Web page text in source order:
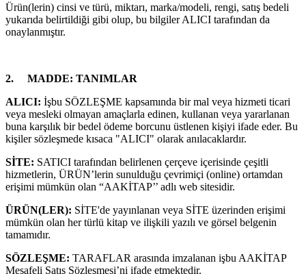
Ürün(lerin) cinsi ve türü, miktarı, marka/modeli, rengi, satış bedeli
yukarıda belirtildiği gibi olup, bu bilgiler ALICI tarafından da
onaylanmıştır.
2. MADDE: TANIMLAR
ALICI: İşbu SÖZLEŞME kapsamında bir mal veya hizmeti ticari
veya mesleki olmayan amaçlarla edinen, kullanan veya yararlanan
buna karşılık bir bedel ödeme borcunu üstlenen kişiyi ifade eder. Bu
kişiler sözleşmede kısaca "ALICI" olarak anılacaklardır.
SİTE: SATICI tarafından belirlenen çerçeve içerisinde çeşitli
hizmetlerin, ÜRÜN’lerin sunulduğu çevrimiçi (online) ortamdan
erişimi mümkün olan “AAKİTAP’’ adlı web sitesidir.
ÜRÜN(LER): SİTE'de yayınlanan veya SİTE üzerinden erişimi
mümkün olan her türlü kitap ve ilişkili yazılı ve görsel belgenin
tamamıdır.
SÖZLEŞME: TARAFLAR arasında imzalanan işbu AAKİTAP
Mesafeli Satış Sözleşmesi’ni ifade etmektedir.